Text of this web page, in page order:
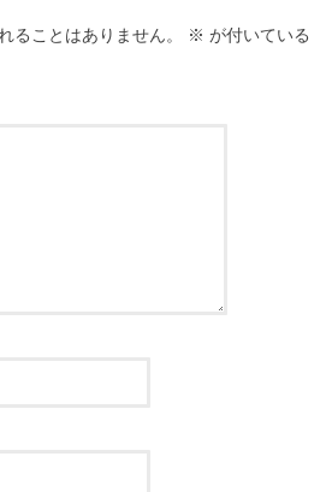
ることはありません。 ※ が付いている